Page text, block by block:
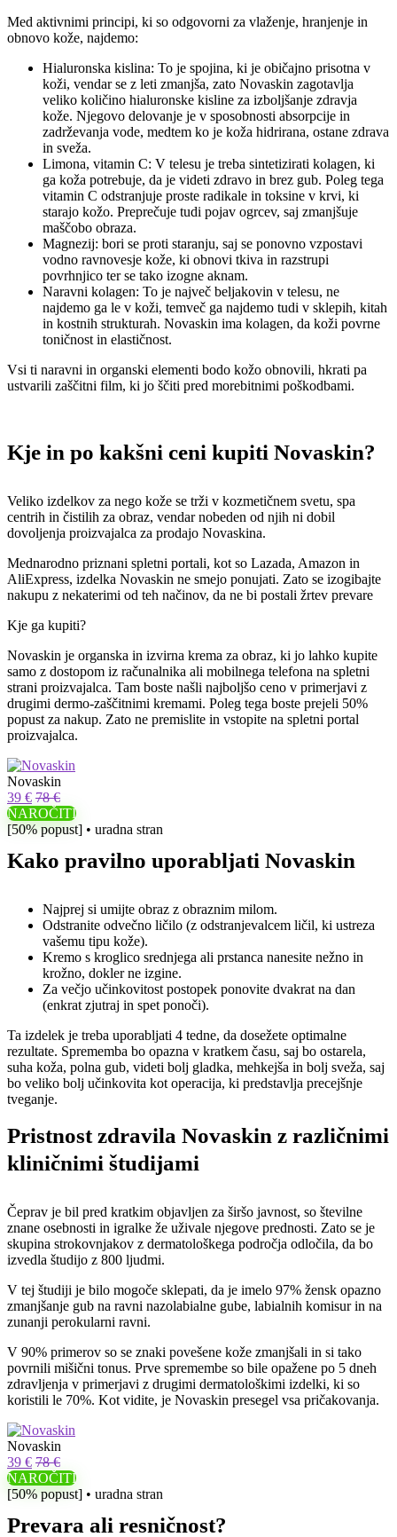
Med aktivnimi principi, ki so odgovorni za vlaženje, hranjenje in
obnovo kože, najdemo:
Hialuronska kislina: To je spojina, ki je običajno prisotna v
koži, vendar se z leti zmanjša, zato Novaskin zagotavlja
veliko količino hialuronske kisline za izboljšanje zdravja
kože. Njegovo delovanje je v sposobnosti absorpcije in
zadrževanja vode, medtem ko je koža hidrirana, ostane zdrava
in sveža.
Limona, vitamin C: V telesu je treba sintetizirati kolagen, ki
ga koža potrebuje, da je videti zdravo in brez gub. Poleg tega
vitamin C odstranjuje proste radikale in toksine v krvi, ki
starajo kožo. Preprečuje tudi pojav ogrcev, saj zmanjšuje
maščobo obraza.
Magnezij: bori se proti staranju, saj se ponovno vzpostavi
vodno ravnovesje kože, ki obnovi tkiva in razstrupi
povrhnjico ter se tako izogne ​​aknam.
Naravni kolagen: To je največ beljakovin v telesu, ne
najdemo ga le v koži, temveč ga najdemo tudi v sklepih, kitah
in kostnih strukturah. Novaskin ima kolagen, da koži povrne
toničnost in elastičnost.
Vsi ti naravni in organski elementi bodo kožo obnovili, hkrati pa
ustvarili zaščitni film, ki jo ščiti pred morebitnimi poškodbami.
Kje in po kakšni ceni kupiti Novaskin?
Veliko izdelkov za nego kože se trži v kozmetičnem svetu, spa
centrih in čistilih za obraz, vendar nobeden od njih ni dobil
dovoljenja proizvajalca za prodajo Novaskina.
Mednarodno priznani spletni portali, kot so Lazada, Amazon in
AliExpress, izdelka Novaskin ne smejo ponujati. Zato se izogibajte
nakupu z nekaterimi od teh načinov, da ne bi postali žrtev prevare
Kje ga kupiti?
Novaskin je organska in izvirna krema za obraz, ki jo lahko kupite
samo z dostopom iz računalnika ali mobilnega telefona na spletni
strani proizvajalca. Tam boste našli najboljšo ceno v primerjavi z
drugimi dermo-zaščitnimi kremami. Poleg tega boste prejeli 50%
popust za nakup. Zato ne premislite in vstopite na spletni portal
proizvajalca.
Novaskin
39 € 78 €
NAROČITI
[50% popust] • uradna stran
Kako pravilno uporabljati Novaskin
Najprej si umijte obraz z obraznim milom.
Odstranite odvečno ličilo (z odstranjevalcem ličil, ki ustreza
vašemu tipu kože).
Kremo s kroglico srednjega ali prstanca nanesite nežno in
krožno, dokler ne izgine.
Za večjo učinkovitost postopek ponovite dvakrat na dan
(enkrat zjutraj in spet ponoči).
Ta izdelek je treba uporabljati 4 tedne, da dosežete optimalne
rezultate. Sprememba bo opazna v kratkem času, saj bo ostarela,
suha koža, polna gub, videti bolj gladka, mehkejša in bolj sveža, saj
bo veliko bolj učinkovita kot operacija, ki predstavlja precejšnje
tveganje.
Pristnost zdravila Novaskin z različnimi
kliničnimi študijami
Čeprav je bil pred kratkim objavljen za širšo javnost, so številne
znane osebnosti in igralke že uživale njegove prednosti. Zato se je
skupina strokovnjakov z dermatološkega področja odločila, da bo
izvedla študijo z 800 ljudmi.
V tej študiji je bilo mogoče sklepati, da je imelo 97% žensk opazno
zmanjšanje gub na ravni nazolabialne gube, labialnih komisur in na
zunanji perokularni ravni.
V 90% primerov so se znaki povešene kože zmanjšali in si tako
povrnili mišični tonus. Prve spremembe so bile opažene po 5 dneh
zdravljenja v primerjavi z drugimi dermatološkimi izdelki, ki so
koristili le 70%. Kot vidite, je Novaskin presegel vsa pričakovanja.
Novaskin
39 € 78 €
NAROČITI
[50% popust] • uradna stran
Prevara ali resničnost?